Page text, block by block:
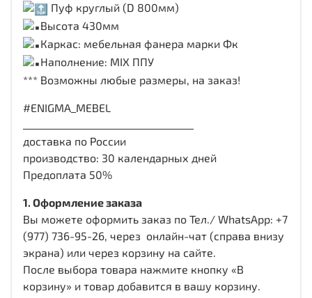
Пуф круглый (D 800мм)
Высота 430мм
Каркас: мебельная фанера марки Фк
Наполнение: MIX ППУ
*** Возможны любые размеры, на заказ!
#ENIGMA_MEBEL
доставка по России
производство: 30 календарных дней
Предоплата 50%
1. Оформление заказа
Вы можете оформить заказ по Тел./ WhatsApp: +7
(977) 736-95-26, через онлайн-чат (справа внизу
экрана) или через корзину на сайте.
После выбора товара нажмите кнопку «В
корзину» и товар добавится в вашу корзину.